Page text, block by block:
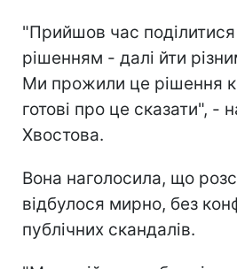
"Прийшов час
рішенням - далі йти
Ми прожили це рішення
готові про це сказати", -
Хвостова.
Вона наголосила, що
відбулося мирно, без
публічних скандалів.